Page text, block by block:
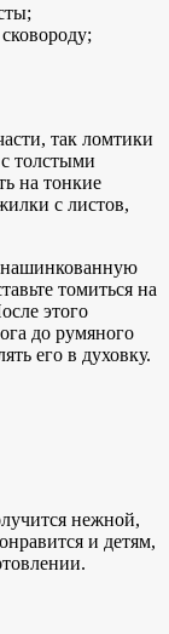
так ломтики
толстыми
на тонкие
с листов,
нашинкованную
томиться на
этого
до румяного
его в духовку.
нежной,
и детям,